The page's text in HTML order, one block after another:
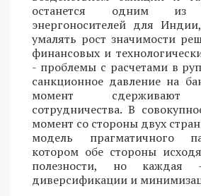
останется одним из
энергоносителей для
умалять рост значимости
финансовых и
- проблемы с расчетами в
санкционное давление на
момент сдерживают
сотрудничества. В
момент со стороны двух
модель прагматичного
котором обе стороны
полезности, но
диверсификации и